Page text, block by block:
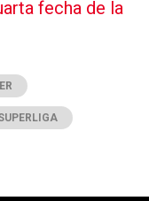
fecha de la